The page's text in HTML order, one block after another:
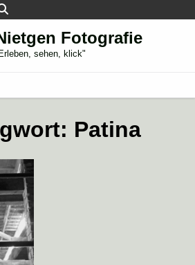
Fotografie
sehen, klick"
Patina